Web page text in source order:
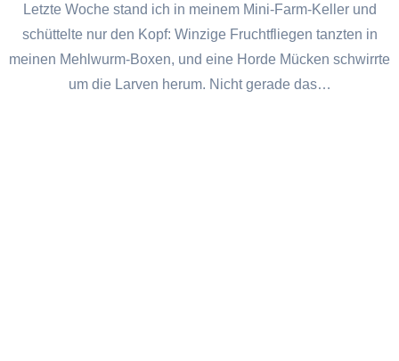
Letzte Woche stand ich in meinem Mini‐Farm‐Keller und
schüttelte nur den Kopf: Winzige Fruchtfliegen tanzten in
meinen Mehlwurm‐Boxen, und eine Horde Mücken schwirrte
um die Larven herum. Nicht gerade das…